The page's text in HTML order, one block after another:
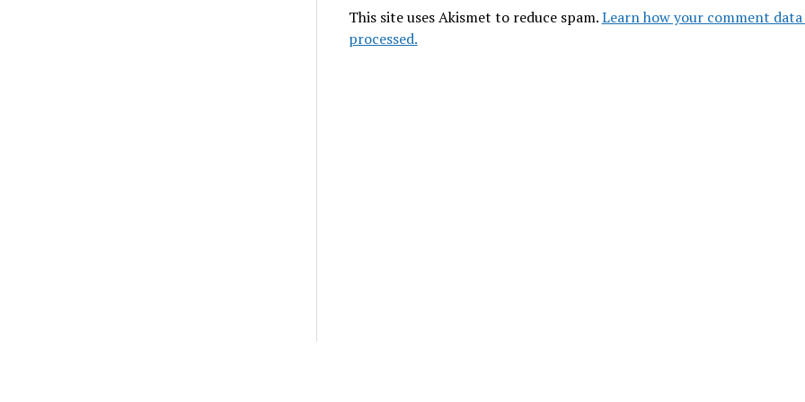
This site uses Akismet to reduce spam.Learn how your comment data
processed.